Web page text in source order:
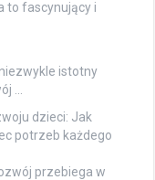
to fascynujący i
istotny
…
dzieci: Jak
potrzeb każdego
przebiega w